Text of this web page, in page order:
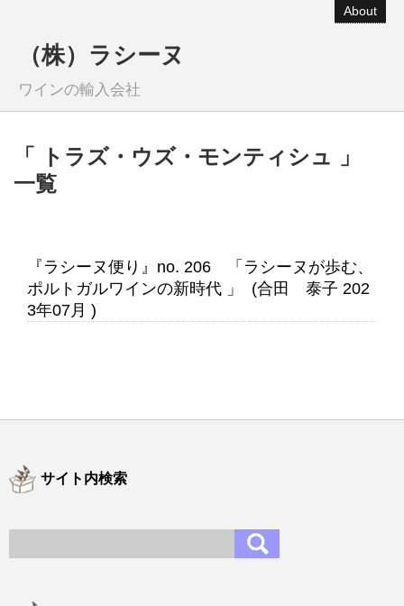
About
（株）ラシーヌ
ワインの輸入会社
「 トラズ・ウズ・モンティシュ 」
一覧
『ラシーヌ便り』no. 206 「ラシーヌが歩む、
ポルトガルワインの新時代 」 (合田 泰子 202
3年07月 )
サイト内検索